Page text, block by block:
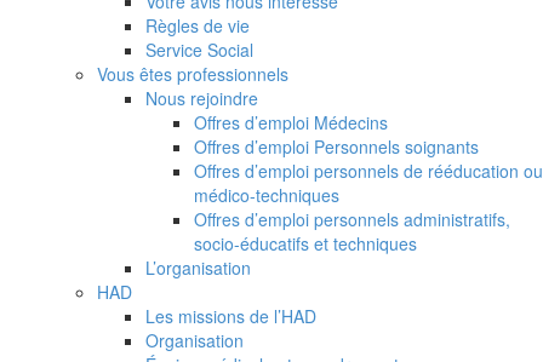
Règles de vie
Service Social
Vous êtes professionnels
Nous rejoindre
Offres d’emploi Médecins
Offres d’emploi Personnels soignants
Offres d’emploi personnels de rééducation ou
médico-techniques
Offres d’emploi personnels administratifs,
socio-éducatifs et techniques
L’organisation
HAD
Les missions de l’HAD
Organisation